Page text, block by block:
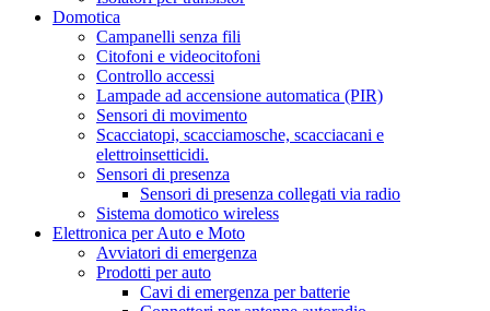
Domotica
Campanelli senza fili
Citofoni e videocitofoni
Controllo accessi
Lampade ad accensione automatica (PIR)
Sensori di movimento
Scacciatopi, scacciamosche, scacciacani e
elettroinsetticidi.
Sensori di presenza
Sensori di presenza collegati via radio
Sistema domotico wireless
Elettronica per Auto e Moto
Avviatori di emergenza
Prodotti per auto
Cavi di emergenza per batterie